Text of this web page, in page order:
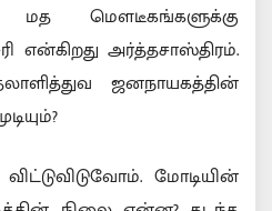
மத மௌடீகங்களுக்கு
என்கிறது அர்த்தசாஸ்திரம்.
ஜனநாயகத்தின்
மோடியின்